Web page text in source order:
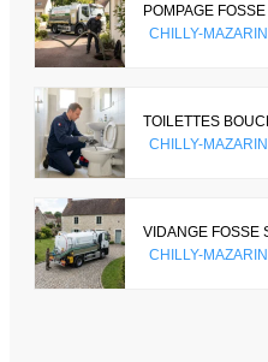
POMPAGE
CHILLY-MAZARIN
TOILETTES
CHILLY-MAZARIN
VIDANGE FOSSE
CHILLY-MAZARIN